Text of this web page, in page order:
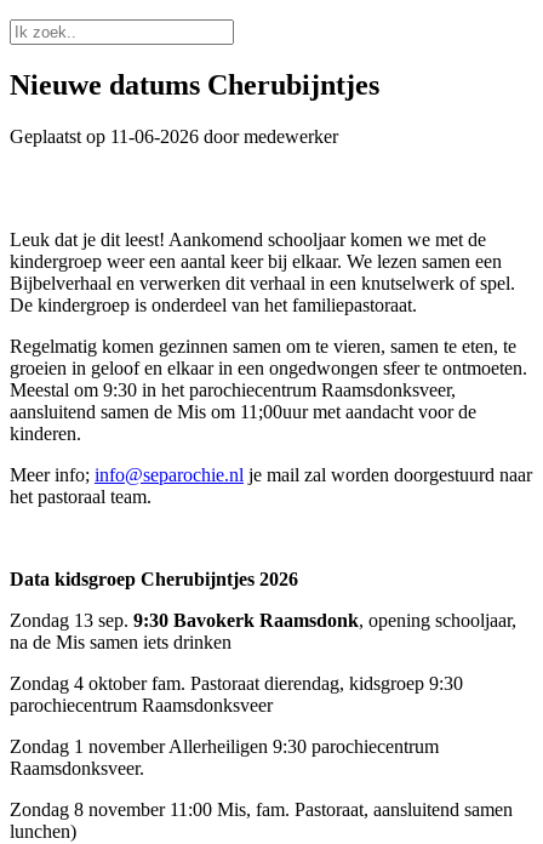
Nieuwe datums Cherubijntjes
Geplaatst op 11-06-2026 door medewerker
Leuk dat je dit leest! Aankomend schooljaar komen we met de
kindergroep weer een aantal keer bij elkaar. We lezen samen een
Bijbelverhaal en verwerken dit verhaal in een knutselwerk of spel.
De kindergroep is onderdeel van het familiepastoraat.
Regelmatig komen gezinnen samen om te vieren, samen te eten, te
groeien in geloof en elkaar in een ongedwongen sfeer te ontmoeten.
Meestal om 9:30 in het parochiecentrum Raamsdonksveer,
aansluitend samen de Mis om 11;00uur met aandacht voor de
kinderen.
Meer info; info@separochie.nl je mail zal worden doorgestuurd naar
het pastoraal team.
Data kidsgroep Cherubijntjes 2026
Zondag 13 sep. 9:30 Bavokerk Raamsdonk, opening schooljaar,
na de Mis samen iets drinken
Zondag 4 oktober fam. Pastoraat dierendag, kidsgroep 9:30
parochiecentrum Raamsdonksveer
Zondag 1 november Allerheiligen 9:30 parochiecentrum
Raamsdonksveer.
Zondag 8 november 11:00 Mis, fam. Pastoraat, aansluitend samen
lunchen)